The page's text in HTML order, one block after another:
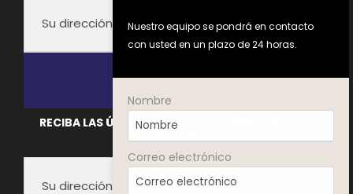
t
e
r
RECIBA LAS ÚLTIMAS NOTICIAS SOBRE BARCOS A
Nuestro equipo se pondrá en contacto
con usted en un plazo de 24 horas.
Nombre
Correo electrónico